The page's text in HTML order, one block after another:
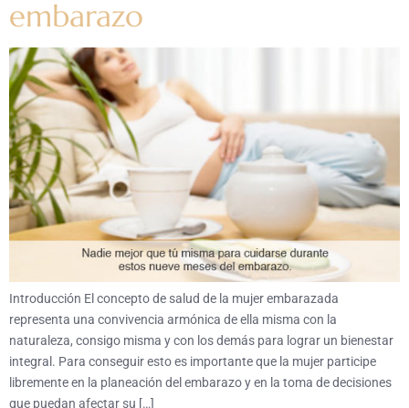
embarazo
Introducción El concepto de salud de la mujer embarazada
representa una convivencia armónica de ella misma con la
naturaleza, consigo misma y con los demás para lograr un bienestar
integral. Para conseguir esto es importante que la mujer participe
libremente en la planeación del embarazo y en la toma de decisiones
que puedan afectar su […]